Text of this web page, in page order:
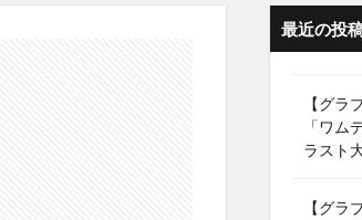
最近の投
【グラ
「ワム
ラスト
【グラ